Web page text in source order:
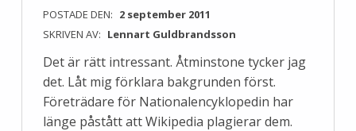
POSTADE DEN: 2 september 2011
SKRIVEN AV: Lennart Guldbrandsson
Det är rätt intressant. Åtminstone tycker jag
det. Låt mig förklara bakgrunden först.
Företrädare för Nationalencyklopedin har
länge påstått att Wikipedia plagierar dem.